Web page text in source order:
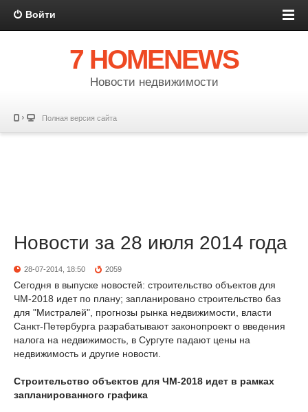
Войти
7 HOMENEWS
Новости недвижимости
Полная версия сайта
Новости за 28 июля 2014 года
28-07-2014, 18:50 2059
Сегодня в выпуске новостей: строительство объектов для
ЧМ-2018 идет по плану; запланировано строительство баз
для "Мистралей", прогнозы рынка недвижимости, власти
Санкт-Петербурга разрабатывают законопроект о введения
налога на недвижимость, в Сургуте падают цены на
недвижимость и другие новости.
Строительство объектов для ЧМ-2018 идет в рамках
запланированного графика